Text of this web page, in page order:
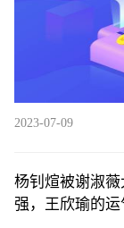
2023-07-09
杨钊煊被谢淑
强，王欣瑜的